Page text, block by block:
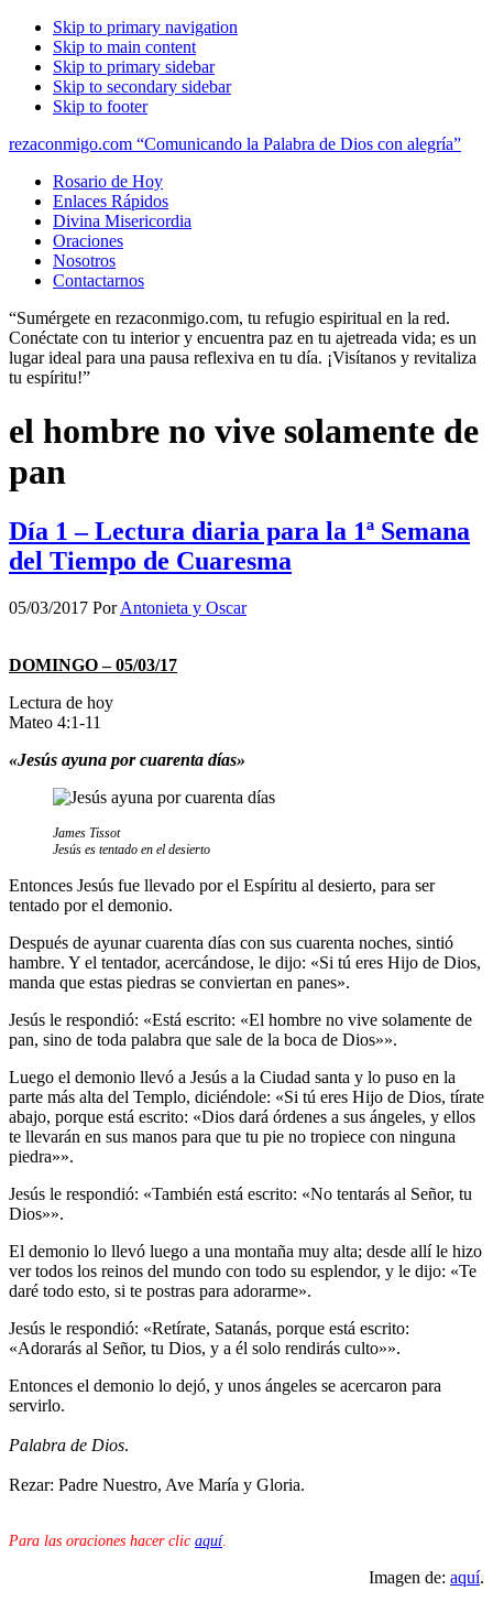
Skip to primary navigation
Skip to main content
Skip to primary sidebar
Skip to secondary sidebar
Skip to footer
rezaconmigo.com “Comunicando la Palabra de Dios con alegría”
Rosario de Hoy
Enlaces Rápidos
Divina Misericordia
Oraciones
Nosotros
Contactarnos
“Sumérgete en rezaconmigo.com, tu refugio espiritual en la red.
Conéctate con tu interior y encuentra paz en tu ajetreada vida; es un
lugar ideal para una pausa reflexiva en tu día. ¡Visítanos y revitaliza
tu espíritu!”
el hombre no vive solamente de
pan
Día 1 – Lectura diaria para la 1ª Semana
del Tiempo de Cuaresma
05/03/2017 PorAntonieta y Oscar
DOMINGO – 05/03/17
Lectura de hoy
Mateo 4:1-11
«Jesús ayuna por cuarenta días»
James Tissot
Jesús es tentado en el desierto
Entonces Jesús fue llevado por el Espíritu al desierto, para ser
tentado por el demonio.
Después de ayunar cuarenta días con sus cuarenta noches, sintió
hambre. Y el tentador, acercándose, le dijo: «Si tú eres Hijo de Dios,
manda que estas piedras se conviertan en panes».
Jesús le respondió: «Está escrito: «El hombre no vive solamente de
pan, sino de toda palabra que sale de la boca de Dios»».
Luego el demonio llevó a Jesús a la Ciudad santa y lo puso en la
parte más alta del Templo, diciéndole: «Si tú eres Hijo de Dios, tírate
abajo, porque está escrito: «Dios dará órdenes a sus ángeles, y ellos
te llevarán en sus manos para que tu pie no tropiece con ninguna
piedra»».
Jesús le respondió: «También está escrito: «No tentarás al Señor, tu
Dios»».
El demonio lo llevó luego a una montaña muy alta; desde allí le hizo
ver todos los reinos del mundo con todo su esplendor, y le dijo: «Te
daré todo esto, si te postras para adorarme».
Jesús le respondió: «Retírate, Satanás, porque está escrito:
«Adorarás al Señor, tu Dios, y a él solo rendirás culto»».
Entonces el demonio lo dejó, y unos ángeles se acercaron para
servirlo.
Palabra de Dios.
Rezar: Padre Nuestro, Ave María y Gloria.
Para las oraciones hacer clic aquí.
Imagen de: aquí.